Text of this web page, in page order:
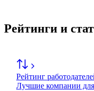
Рейтинги и
Рейтинг
Лучшие компании